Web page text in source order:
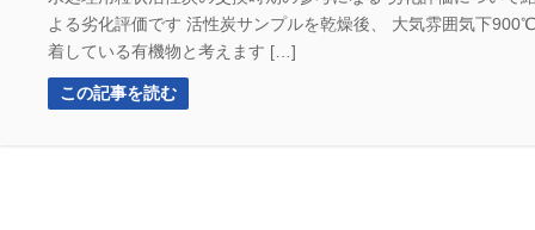
よる劣化評価です 活性炭サンプルを乾燥後、 大気雰囲気下
着している有機物と考えます […]
この記事を読む